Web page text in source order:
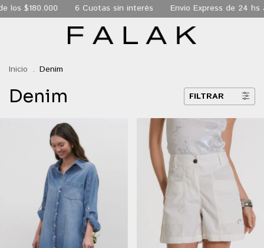
sin interés Envio Express de 24 hs a todo CABA Envio
Inicio . Denim
Denim FILTRAR